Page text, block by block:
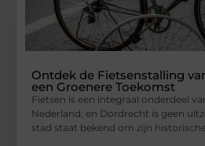
Ontdek de Fietsenstalling
een Groenere Toekomst
Fietsen is een integraal onderdeel
Nederland, en Dordrecht is geen
stad staat bekend om zijn